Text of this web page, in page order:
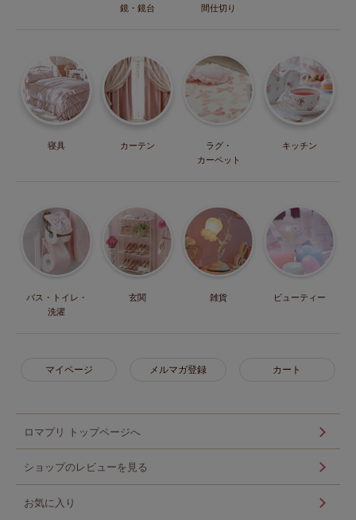
鏡・鏡台
間仕切り
寝具 カーテン
ラグ・
カーペット
キッチン
バス・トイレ・
洗濯
玄関 雑貨 ビューティー
マイページ メルマガ登録 カート
ロマプリ トップページへ
ショップのレビューを見る
お気に入り